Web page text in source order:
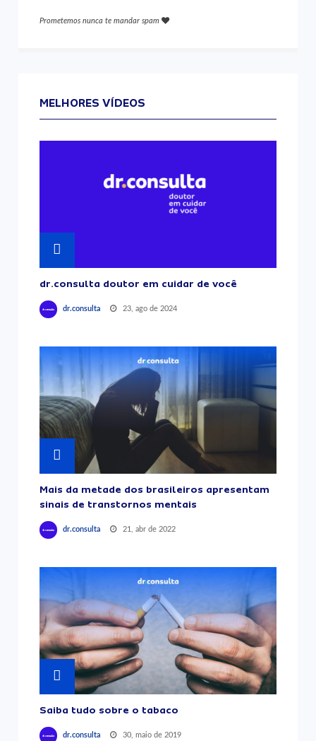
Prometemos nunca te mandar spam
MELHORES VÍDEOS
dr.consulta doutor em cuidar de você
dr.consulta 23, ago de 2024
Mais da metade dos brasileiros apresentam
sinais de transtornos mentais
dr.consulta 21, abr de 2022
Saiba tudo sobre o tabaco
dr.consulta 30, maio de 2019